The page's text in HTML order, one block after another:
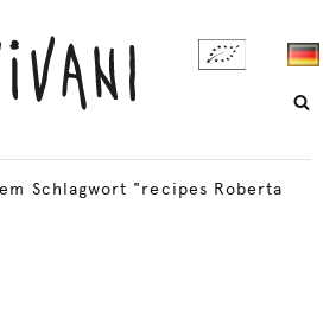
Schlagwort "recipes Roberta